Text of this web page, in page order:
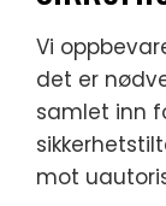
Vi
det er
samlet inn
mot